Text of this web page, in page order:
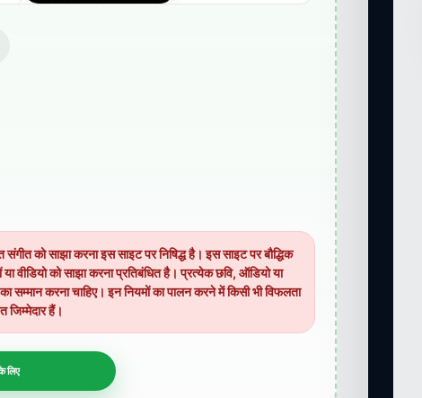
संगीत को साझा करना इस साइट पर निषिद्ध है। इस साइट पर बौद्धिक
या वीडियो को साझा करना प्रतिबंधित है। प्रत्येक छवि, ऑडियो या
का सम्मान करना चाहिए। इन नियमों का पालन करने में किसी भी विफलता
हैं।